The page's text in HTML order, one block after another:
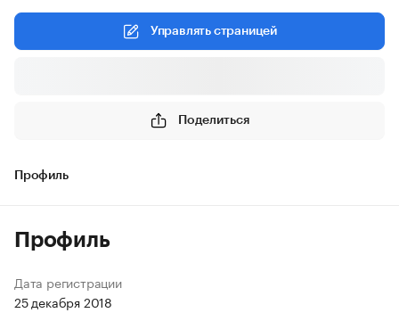
Управлять страницей
Поделиться
Профиль
Профиль
Дата регистрации
25 декабря 2018